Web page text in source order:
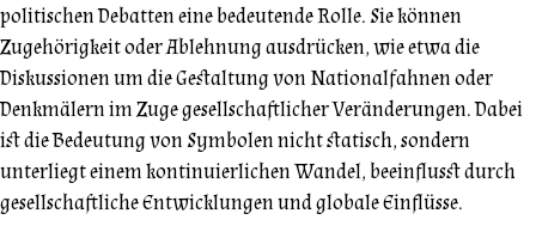
politischen Debatten eine bedeutende Rolle. Sie können
Zugehörigkeit oder Ablehnung ausdrücken, wie etwa die
Diskussionen um die Gestaltung von Nationalfahnen oder
Denkmälern im Zuge gesellschaftlicher Veränderungen. Dabei
ist die Bedeutung von Symbolen nicht statisch, sondern
unterliegt einem kontinuierlichen Wandel, beeinflusst durch
gesellschaftliche Entwicklungen und globale Einflüsse.